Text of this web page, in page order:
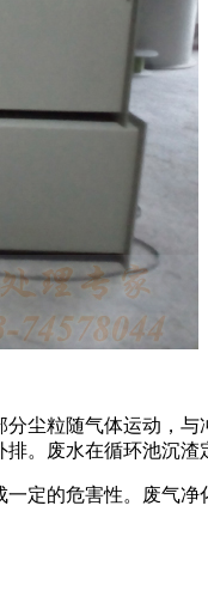
尘粒随气体运动，
。废水在循环池沉渣
定的危害性。废气